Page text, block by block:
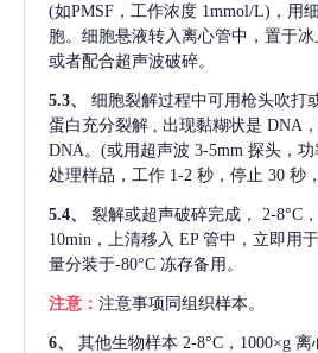
(如PMSF，工作浓度 1mmol/L)，用
胞。细胞悬液转入离心管中，置于冰
或者配合超声波破碎。
5.3、
细胞裂解过程中可用枪头吹打
蛋白充分裂解
, 出现黏糊状是 DNA
DNA。(或用超声波 3-5mm 探头，
处理样品，工作 1-2 秒，停止 30 秒
5.4、 裂解或超声破碎完成，
2-8°C
10min，上清移入 EP 管中，立即用
量分装于-80°C 冻存备用。
注意： 注意事项同组织样本。
6、 其他生物样本 2-8°C，1000×g